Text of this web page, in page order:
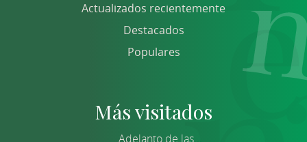
Actualizados recientemente
Destacados
Populares
Más visitados
Adelanto de las...